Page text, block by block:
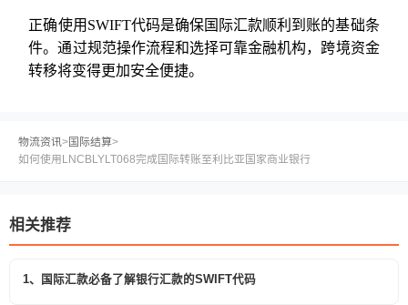
正确使用SWIFT代码是确保国际汇款顺利到账的基础条
件。通过规范操作流程和选择可靠金融机构，跨境资金
转移将变得更加安全便捷。
物流资讯>国际结算>
如何使用LNCBLYLT068完成国际转账至利比亚国家商业银行
相关推荐
1、国际汇款必备了解银行汇款的SWIFT代码